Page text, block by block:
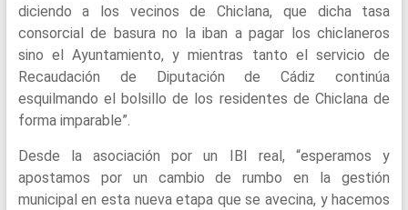
diciendo a los vecinos de Chiclana, que dicha tasa
consorcial de basura no la iban a pagar los chiclaneros
sino el Ayuntamiento, y mientras tanto el servicio de
Recaudación de Diputación de Cádiz continúa
esquilmando el bolsillo de los residentes de Chiclana de
forma imparable”.
Desde la asociación por un IBI real, “esperamos y
apostamos por un cambio de rumbo en la gestión
municipal en esta nueva etapa que se avecina, y hacemos